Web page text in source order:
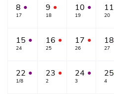
8 ●
17
9 ●
18
10 ●
19
11
20
15 ●
24
16 ●
25
17 ●
26
18
27
22 ●
1/8
23 ●
2
24 ●
3
25
4